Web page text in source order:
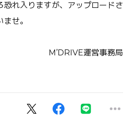
恐れ入りますが、アップロードさ
せ。
M’DRIVE運営事務局